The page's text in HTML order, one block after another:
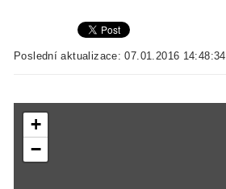
Poslední aktualizace: 07.01.2016 14:48:34
+
−